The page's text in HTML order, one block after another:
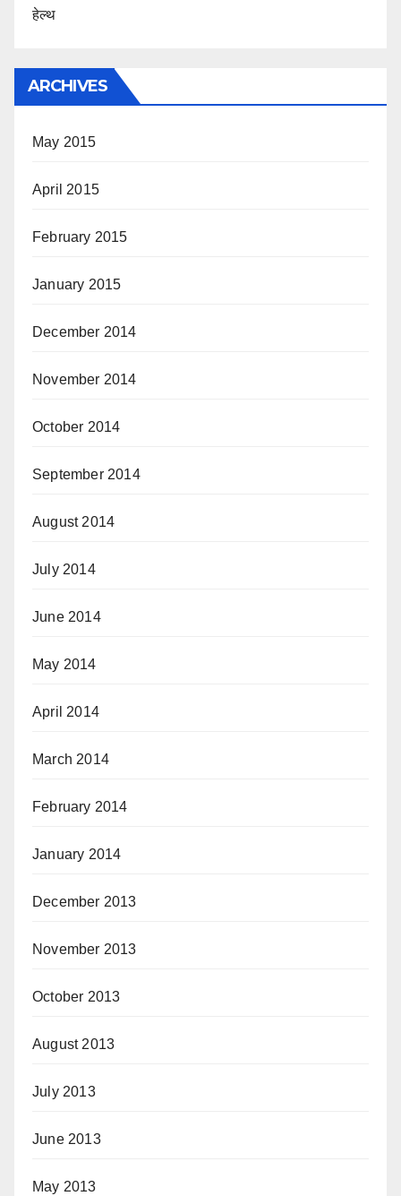
हेल्थ
ARCHIVES
May 2015
April 2015
February 2015
January 2015
December 2014
November 2014
October 2014
September 2014
August 2014
July 2014
June 2014
May 2014
April 2014
March 2014
February 2014
January 2014
December 2013
November 2013
October 2013
August 2013
July 2013
June 2013
May 2013